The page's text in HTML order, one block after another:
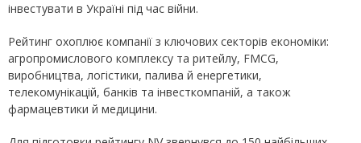
інвестувати в Україні під час війни.
Рейтинг охоплює компанії з ключових секторів економіки:
агропромислового комплексу та ритейлу, FMCG,
виробництва, логістики, палива й енергетики,
телекомунікацій, банків та інвесткомпаній, а також
фармацевтики й медицини.